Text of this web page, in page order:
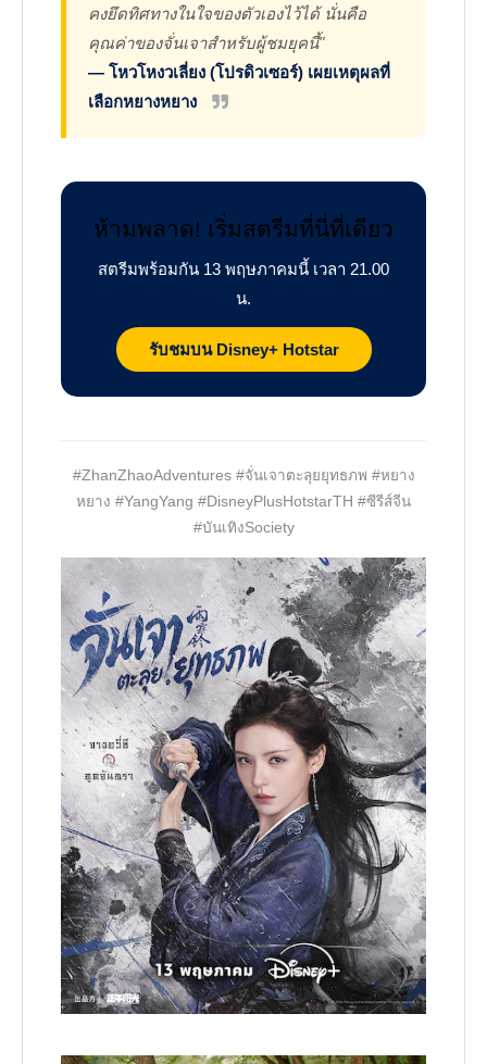
คงยึดทิศทางในใจของตัวเองไว้ได้ นั่นคือ
คุณค่าของจั่นเจาสำหรับผู้ชมยุคนี้"
— โหวโหงวเลี่ยง (โปรดิวเซอร์) เผยเหตุผลที่
เลือกหยางหยาง
ห้ามพลาด! เริ่มสตรีมที่นี่ที่เดียว
สตรีมพร้อมกัน 13 พฤษภาคมนี้ เวลา 21.00
น.
รับชมบน Disney+ Hotstar
#ZhanZhaoAdventures #จั่นเจาตะลุยยุทธภพ #หยาง
หยาง #YangYang #DisneyPlusHotstarTH #ซีรีส์จีน
#บันเทิงSociety